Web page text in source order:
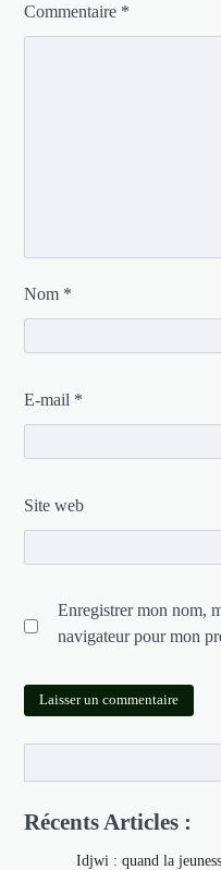
Commentaire *
Nom *
E-mail *
Site web
Enregistrer mon nom,
navigateur pour mon
Récents Articles :
Idjwi : quand la